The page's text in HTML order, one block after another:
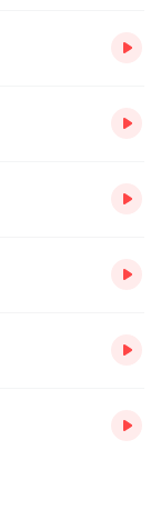
醉醺醺的骑兵突
把所有的陶器踩得
的宫殿里，帮你找
间，还有，你在那
了一个口袋，在
盛在里面，带回家
在大厅的门后，
景象，哀伤地想起
不已。美味佳肴
她的手。这时，
罐子一下子滚了出
她羞愧得恨不得
来。那个把你陶